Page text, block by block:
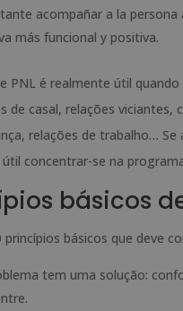
acompañar a la
más funcional y positiva.
PNL é realmente útil
de casal, relações
relações de trabalho…
útil concentrar-se na
básicos
princípios básicos que deve
tem uma solução: